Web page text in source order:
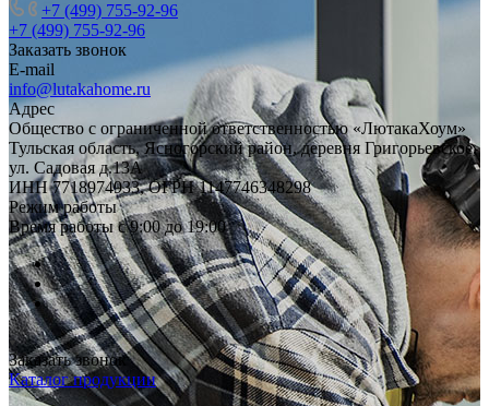
+7 (499) 755-92-96
+7 (499) 755-92-96
Заказать звонок
E-mail
info@lutakahome.ru
Адрес
Общество с ограниченной ответственностью «ЛютакаХоум»
Тульская область, Ясногорский район, деревня Григорьевское,
ул. Садовая д.13А
ИНН 7718974933, ОГРН 1147746348298
Режим работы
Время работы с 9:00 до 19:00
Заказать звонок
Каталог продукции